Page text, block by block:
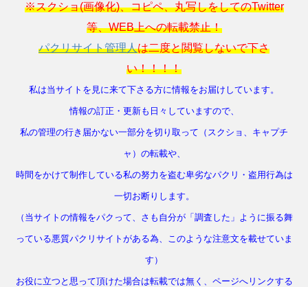
※スクショ(画像化)、コピペ、丸写しをしてのTwitter
等、WEB上への転載禁止！
パクリサイト管理人は二度と閲覧しないで下さ
い！！！！
私は当サイトを見に来て下さる方に情報をお届けしています。
情報の訂正・更新も日々していますので、
私の管理の行き届かない一部分を切り取って（スクショ、キャプチ
ャ）の転載や、
時間をかけて制作している私の努力を盗む卑劣なパクリ・盗用行為は
一切お断りします。
（当サイトの情報をパクって、さも自分が「調査した」ように振る舞
っている悪質パクリサイトがある為、このような注意文を載せていま
す）
お役に立つと思って頂けた場合は転載では無く、ページへリンクする